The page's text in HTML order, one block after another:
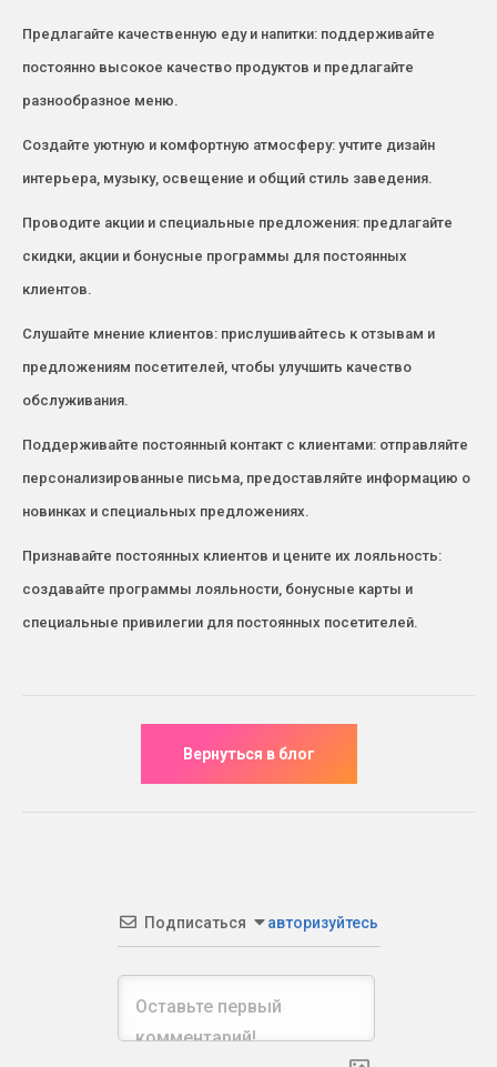
Предлагайте качественную еду и напитки: поддерживайте
постоянно высокое качество продуктов и предлагайте
разнообразное меню.
Создайте уютную и комфортную атмосферу: учтите дизайн
интерьера, музыку, освещение и общий стиль заведения.
Проводите акции и специальные предложения: предлагайте
скидки, акции и бонусные программы для постоянных
клиентов.
Слушайте мнение клиентов: прислушивайтесь к отзывам и
предложениям посетителей, чтобы улучшить качество
обслуживания.
Поддерживайте постоянный контакт с клиентами: отправляйте
персонализированные письма, предоставляйте информацию о
новинках и специальных предложениях.
Признавайте постоянных клиентов и цените их лояльность:
создавайте программы лояльности, бонусные карты и
специальные привилегии для постоянных посетителей.
Подписаться авторизуйтесь